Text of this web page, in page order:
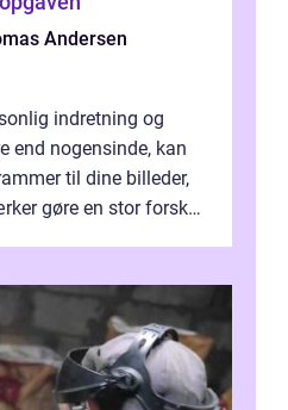
Andersen
indretning og
end nogensinde, kan
til dine billeder,
gøre en stor forskel.